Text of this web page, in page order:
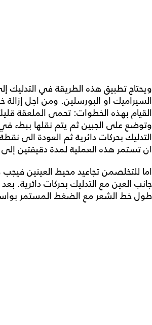
ويحتاج تطبيق هذه الطريقة في
السيراميك او البورسلين. ومن اجل
القيام بهذه الخطوات: تحمى الملعقة
وتوضع على الجبين ثم يتم نقلها ببطء
التدليك بحركات دائرية ثم العودة الى
ان تستمر هذه العملية لمدة دقيقتين إلى 3 دقائق.
اما للتخلصمن تجاعيد محيط العينين
جانب العين مع التدليك بحركات دائرية.
طول خط الشعر مع الضغط المستمر